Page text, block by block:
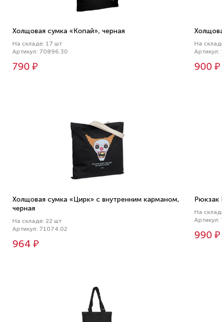
Холщовая сумка «Копай», черная
На складе: 17 шт
Артикул: 70896.30
790 ₽
На
900 ₽
Холщовая сумка «Цирк» с внутренним карманом,
черная
На складе: 22 шт
Артикул: 71074.02
964 ₽
Рюкзак
На
990 ₽